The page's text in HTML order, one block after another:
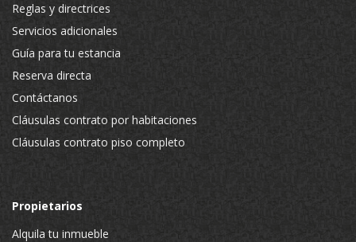
Reglas y directrices
Servicios adicionales
Guía para tu estancia
Reserva directa
Contáctanos
Cláusulas contrato por habitaciones
Cláusulas contrato piso completo
Propietarios
Alquila tu inmueble